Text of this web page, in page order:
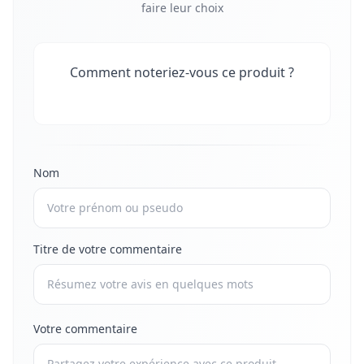
faire leur choix
Comment noteriez-vous ce produit ?
Nom
Titre de votre commentaire
Votre commentaire